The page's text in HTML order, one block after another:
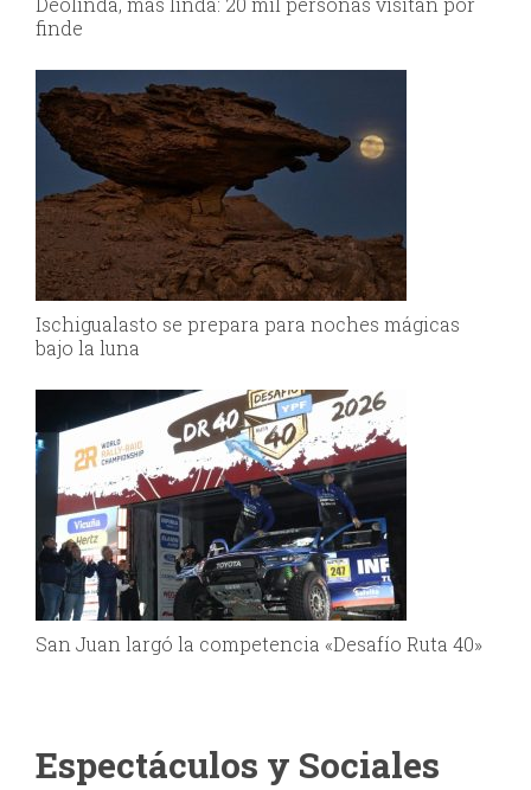
finde
Ischigualasto se prepara para noches mágicas
bajo la luna
San Juan largó la competencia «Desafío Ruta 40»
Espectáculos y Sociales